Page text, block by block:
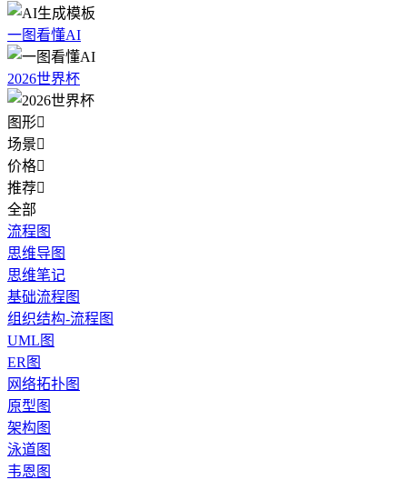
一图看懂AI
2026世界杯
图形
场景
价格
推荐
全部
流程图
思维导图
思维笔记
基础流程图
组织结构-流程图
UML图
ER图
网络拓扑图
原型图
架构图
泳道图
韦恩图